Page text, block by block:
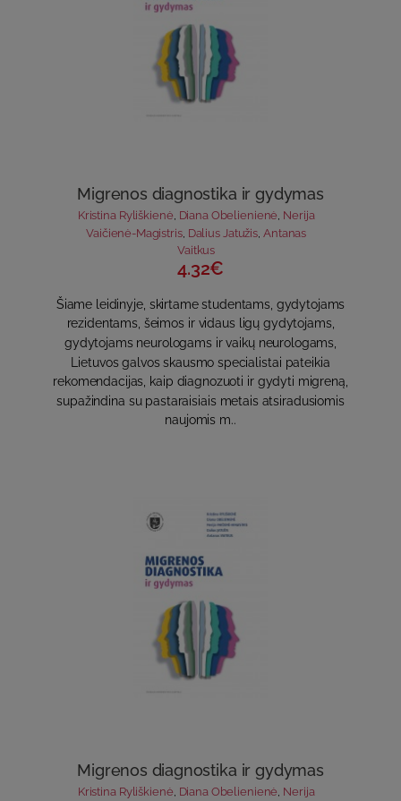
Migrenos diagnostika ir gydymas
Kristina Ryliškienė Diana Obelienienė Nerija
Vaičienė-Magistris, Dalius Jatužis Antanas
Vaitkus
4.32€
Šiame leidinyje, skirtame studentams, gydytojams
rezidentams, šeimos ir vidaus ligų gydytojams,
gydytojams neurologams ir vaikų neurologams,
Lietuvos galvos skausmo specialistai pateikia
rekomendacijas, kaip diagnozuoti ir gydyti migreną,
supažindina su pastaraisiais metais atsiradusiomis
naujomis m..
Migrenos diagnostika ir gydymas
Kristina Ryliškienė Diana Obelienienė Nerija